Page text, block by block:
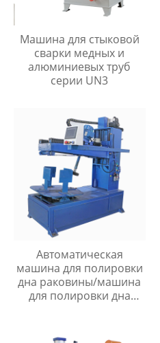
Машина для стыковой
сварки медных и
алюминиевых труб
серии UN3
Автоматическая
машина для полировки
дна раковины/машина
для полировки дна